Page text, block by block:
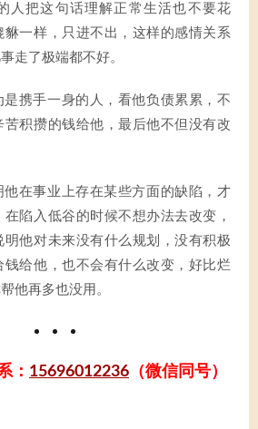
人把这句话理解正常生活也不要花
一样，只进不出，这样的感情关系
走了极端都不好。
携手一身的人，看他负债累累，不
积攒的钱给他，最后他不但没有改
他在事业上存在某些方面的缺陷，才
陷入低谷的时候不想办法去改变，
他对未来没有什么规划，没有积极
钱给他，也不会有什么改变，好比烂
他再多也没用。
： 15696012236 （微信同号）